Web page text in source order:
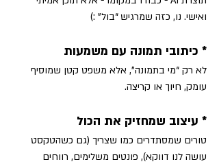
ואישי. נו, כזה שמרגיש “בול” :)
* כיתובי תמונה עם משמעות
לא רק “מי בתמונה”, אלא משפט קטן שמוסיף
עומק, חיוך או קריצה.
* עיצוב שמחזיק את הכול
טורים שמסתדרים כמו שצריך (גם כשהטקסט
עושה לנו דווקא), פונטים משלימים, רווחים